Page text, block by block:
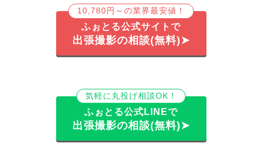
10,780円～の業界最安値！
ふぉとる公式サイトで
出張撮影の相談(無料)➤
気軽に丸投げ相談OK！
ふぉとる公式LINEで
出張撮影の相談(無料)➤